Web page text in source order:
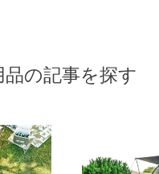
の記事を探す